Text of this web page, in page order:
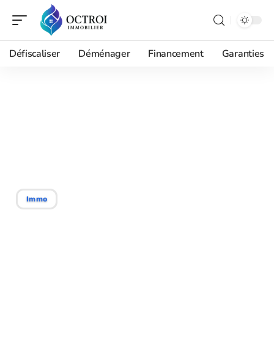
Défiscaliser Déménager Financement Garanties
Immo